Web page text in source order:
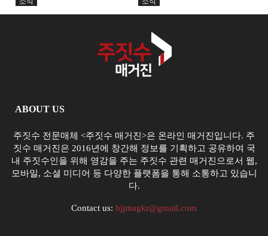
ABOUT US
주짓수 전문매체 <주짓수 매거진>은 온라인 매거진입니다. 주
짓수 매거진은 2016년에 창간해 정보를 기획하고 공유하여 국
내 주짓수인을 위해 영감을 주는 주짓수 관련 매거진으로서 웹,
모바일, 소셜 미디어 등 다양한 플랫폼을 통해 소통하고 있습니
다.
Contact us: bjjmagkr@gmail.com